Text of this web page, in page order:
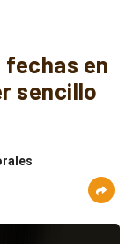
fechas en
sencillo